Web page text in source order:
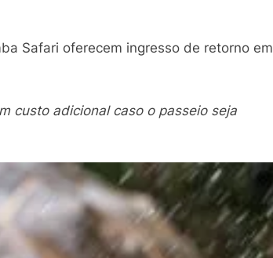
Safari oferecem ingresso de retorno em
custo adicional caso o passeio seja